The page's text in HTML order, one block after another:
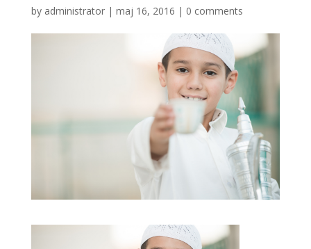
by administrator| maj 16, 2016 | 0 comments